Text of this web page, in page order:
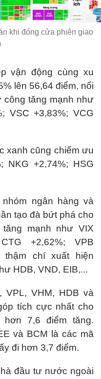
khi đóng cửa phiên giao
vận động cùng xu
lên 56,64 điểm, nổi
công tăng mạnh như
VSC +3,83%; VCG
xanh cũng chiếm ưu
NKG +2,74%; HSG
ngân hàng và
tạo đà bứt phá cho
mạnh như VIX
+2,62%; VPB
thậm chí xuất hiện
HDB, VND, EIB,...
VPL, VHM, HDB và
tích cực nhất cho
7,6 điểm tăng.
và BCM là các mã
đi hơn 3,7 điểm.
đầu tư nước ngoài